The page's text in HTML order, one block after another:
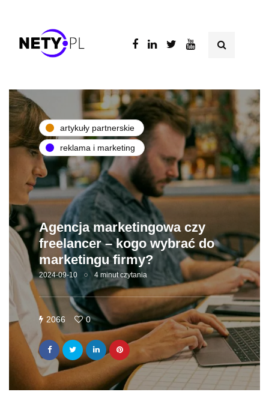
artykuły partnerskie
reklama i marketing
Agencja marketingowa czy
freelancer – kogo wybrać do
marketingu firmy?
2024-09-10 4 minut czytania
2066 0